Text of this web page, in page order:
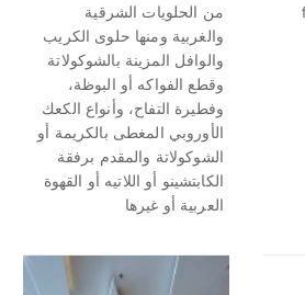
من الحلويات الشرقية
والغربية ومنها حلوى الكريب
والوافل المزينة بالشوكولاتة
وقطع الفواكه أو البوظة،
وفطيرة التفاح، وأنواع الكعك
الأوروبي المغطى بالكريمة أو
الشوكولاتة والمقدم برفقة
الكابتشينو أو اللاتيه أو القهوة
العربية أو غيرها